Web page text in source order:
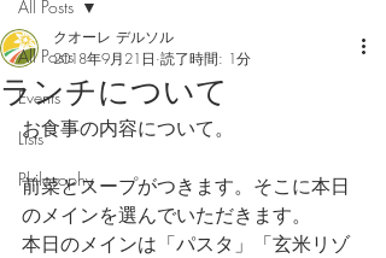
All Posts
Events
Lists
Philosophy
All Posts
ランチについて
クオーレ デルソル
2018年9月21日 読了時間: 1分
お食事の内容について。
前菜とスープがつきます。そこに本日
のメインを選んでいただきます。
本日のメインは「パスタ」「玄米リゾ